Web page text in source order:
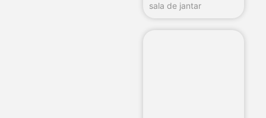
sala de jantar